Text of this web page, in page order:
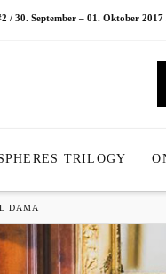
/ 30. September – 01. Oktober
TRILOGY
DAMA